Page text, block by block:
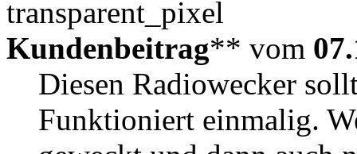
Kundenbeitrag** vom
Diesen Radiowecker
Funktioniert einmalig.